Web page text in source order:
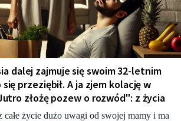
dalej zajmuje się swoim 32-letnim
przeziębił. A ja zjem kolację w
złożę pozew o rozwód": z życia
całe życie dużo uwagi od swojej mamy i ma